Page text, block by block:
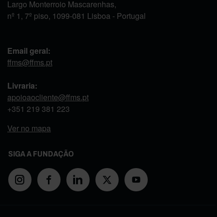
Largo Monterroio Mascarenhas,
nº 1, 7º piso, 1099-081 Lisboa - Portugal
Email geral:
ffms@ffms.pt
Livraria:
apoioaocliente@ffms.pt
+351 219 381 223
Ver no mapa
SIGA A FUNDAÇÃO